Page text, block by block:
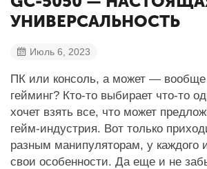
УНИВЕРСАЛЬНОСТЬ
Июль 6, 2023
ПК или консоль, а может —
гейминг? Кто-то выбирает что-то
хочет взять все, что может
гейм-индустрия. Вот только
разным манипуляторам, у каждого
свои особенности. Да еще и не